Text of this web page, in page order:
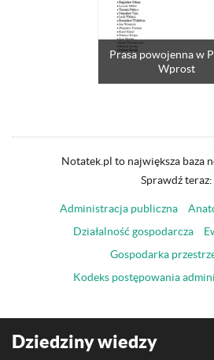
Prasa powojenna w
Wprost
Notatek.pl to największa baza
Sprawdź teraz:
Administracja publiczna
Działalność gospodarcza
Gospodarka
Kodeks postępowania
Dziedziny wiedzy